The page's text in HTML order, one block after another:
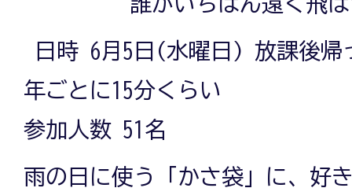
日時 6月5日(水曜日) 放課後帰
年ごとに15分くらい
参加人数 51名
雨の日に使う「かさ袋」に、好